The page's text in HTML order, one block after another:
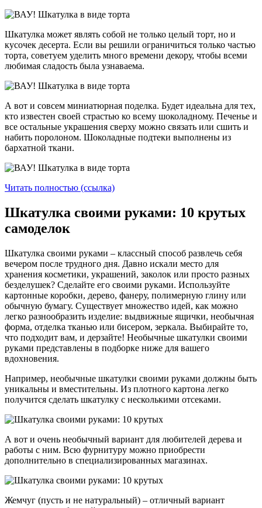
Шкатулка может являть собой не только целый торт, но и
кусочек десерта. Если вы решили ограничиться только частью
торта, советуем уделить много времени декору, чтобы всеми
любимая сладость была узнаваема.
А вот и совсем миниатюрная поделка. Будет идеальна для тех,
кто известен своей страстью ко всему шоколадному. Печенье и
все остальные украшения сверху можно связать или сшить и
набить поролоном. Шоколадные подтеки выполнены из
бархатной ткани.
Читать полностью (ссылка)
Шкатулка своими руками: 10 крутых
самоделок
Шкатулка своими руками – классный способ развлечь себя
вечером после трудного дня. Давно искали место для
хранения косметики, украшений, заколок или просто разных
безделушек? Сделайте его своими руками. Используйте
картонные коробки, дерево, фанеру, полимерную глину или
обычную бумагу. Существует множество идей, как можно
легко разнообразить изделие: выдвижные ящички, необычная
форма, отделка тканью или бисером, зеркала. Выбирайте то,
что подходит вам, и дерзайте! Необычные шкатулки своими
руками представлены в подборке ниже для вашего
вдохновения.
Например, необычные шкатулки своими руками должны быть
уникальны и вместительны. Из плотного картона легко
получится сделать шкатулку с несколькими отсеками.
А вот и очень необычный вариант для любителей дерева и
работы с ним. Всю фурнитуру можно приобрести
дополнительно в специализированных магазинах.
Жемчуг (пусть и не натуральный) – отличный вариант